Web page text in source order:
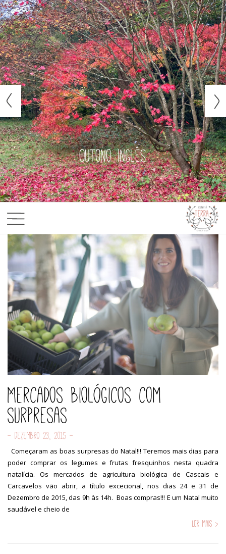
Outono inglês
Mercados biológicos com
surpresas
- Dezembro 23, 2015 -
Começaram as boas surpresas do Natal!!! Teremos mais dias para
poder comprar os legumes e frutas fresquinhos nesta quadra
natalícia. Os mercados de agricultura biológica de Cascais e
Carcavelos vão abrir, a título excecional, nos dias 24 e 31 de
Dezembro de 2015, das 9h às 14h. Boas compras!!! E um Natal muito
saudável e cheio de
Ler mais >